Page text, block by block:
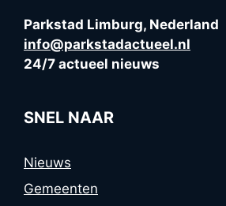
Parkstad Limburg, Nederland
info@parkstadactueel.nl
24/7 actueel nieuws
SNEL NAAR
Nieuws
Gemeenten